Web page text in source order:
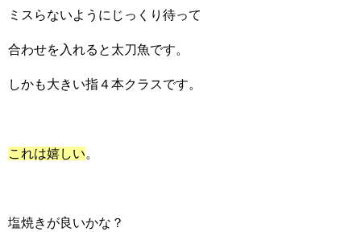
ミスらないようにじっくり待って
合わせを入れると太刀魚です。
しかも大きい指４本クラスです。
これは嬉しい。
塩焼きが良いかな？